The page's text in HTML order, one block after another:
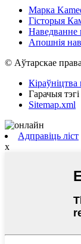
Марка
Гісторыя
Наведванне
Апошнія
© Аўтарскае
Гарачыя тэгі
Sitemap.xml
Адправіць ліст
x